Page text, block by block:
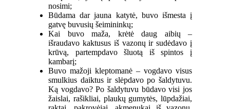
nosimi;
Būdama dar jauna katytė, buvo išmesta į
gatvę buvusių šeimininkų;
Kai buvo maža, krėtė daug aibių –
išraudavo kaktusus iš vazonų ir sudėdavo į
krūvą, partempdavo šluotą iš spintos į
kambarį;
Buvo mažoji kleptomanė – vogdavo visus
smulkius daiktus ir slėpdavo po šaldytuvu.
Ką vogdavo? Po šaldytuvu būdavo visi jos
žaislai, rašikliai, plaukų gumytės, lūpdažiai,